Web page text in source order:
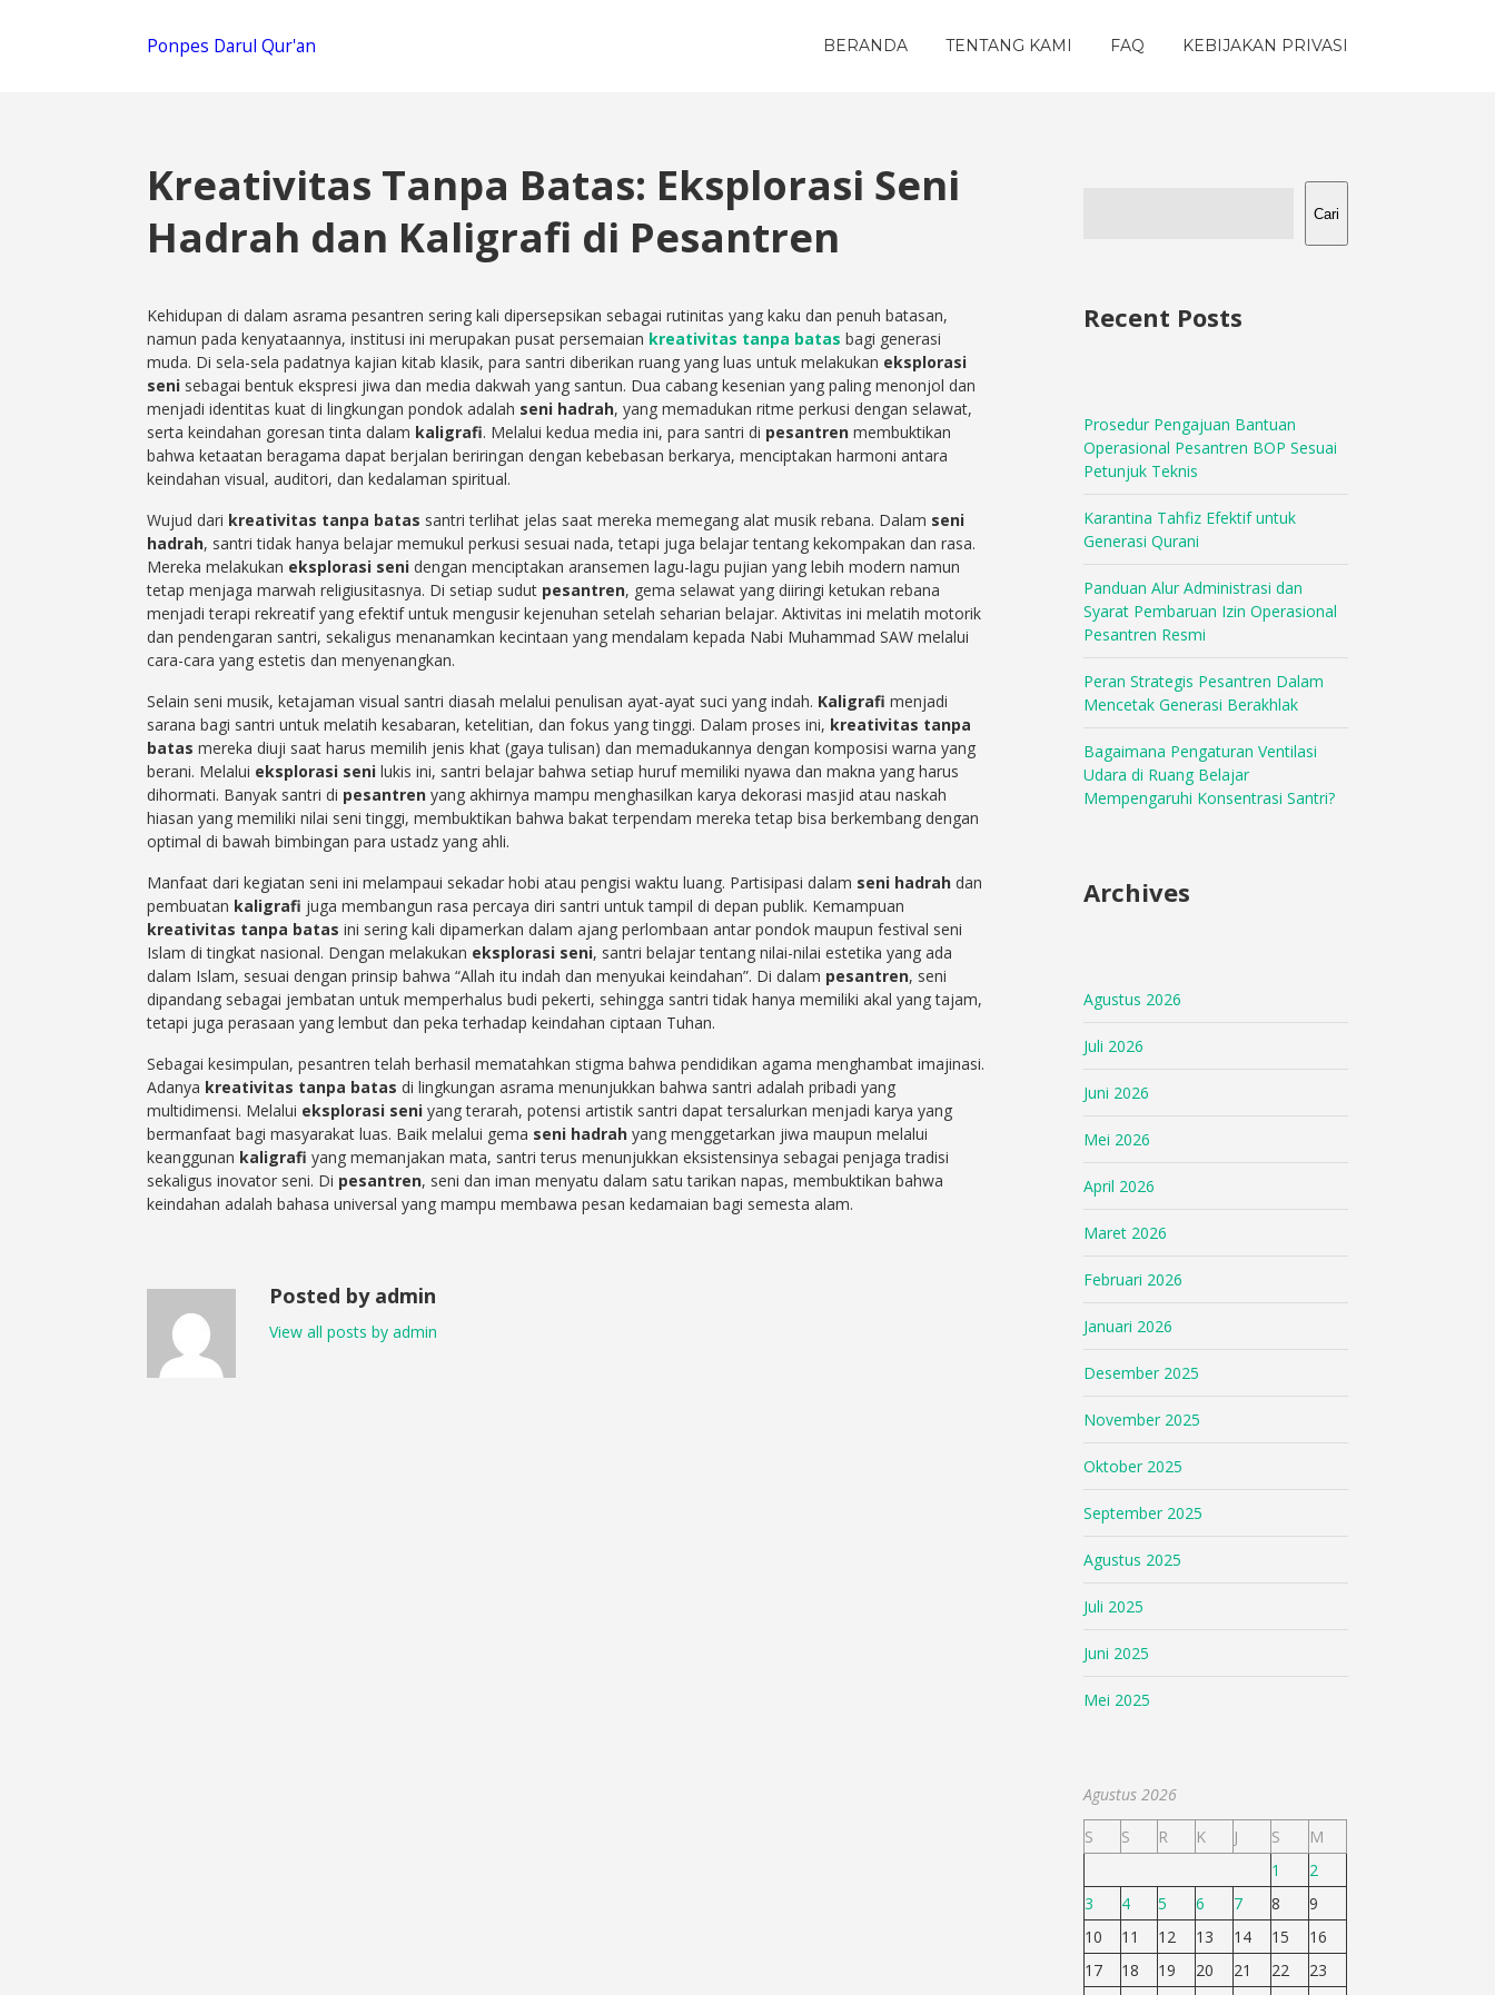
Ponpes Darul Qur'an BERANDA TENTANG KAMI FAQ KEBIJAKAN PRIVASI
Kreativitas Tanpa Batas: Eksplorasi Seni
Hadrah dan Kaligrafi di Pesantren
Kehidupan di dalam asrama pesantren sering kali dipersepsikan sebagai rutinitas yang kaku dan penuh batasan,
namun pada kenyataannya, institusi ini merupakan pusat persemaian kreativitas tanpa batas bagi generasi
muda. Di sela-sela padatnya kajian kitab klasik, para santri diberikan ruang yang luas untuk melakukan eksplorasi
seni sebagai bentuk ekspresi jiwa dan media dakwah yang santun. Dua cabang kesenian yang paling menonjol dan
menjadi identitas kuat di lingkungan pondok adalah seni hadrah, yang memadukan ritme perkusi dengan selawat,
serta keindahan goresan tinta dalam kaligrafi. Melalui kedua media ini, para santri di pesantren membuktikan
bahwa ketaatan beragama dapat berjalan beriringan dengan kebebasan berkarya, menciptakan harmoni antara
keindahan visual, auditori, dan kedalaman spiritual.
Wujud dari kreativitas tanpa batas santri terlihat jelas saat mereka memegang alat musik rebana. Dalam seni
hadrah, santri tidak hanya belajar memukul perkusi sesuai nada, tetapi juga belajar tentang kekompakan dan rasa.
Mereka melakukan eksplorasi seni dengan menciptakan aransemen lagu-lagu pujian yang lebih modern namun
tetap menjaga marwah religiusitasnya. Di setiap sudut pesantren, gema selawat yang diiringi ketukan rebana
menjadi terapi rekreatif yang efektif untuk mengusir kejenuhan setelah seharian belajar. Aktivitas ini melatih motorik
dan pendengaran santri, sekaligus menanamkan kecintaan yang mendalam kepada Nabi Muhammad SAW melalui
cara-cara yang estetis dan menyenangkan.
Selain seni musik, ketajaman visual santri diasah melalui penulisan ayat-ayat suci yang indah. Kaligrafi menjadi
sarana bagi santri untuk melatih kesabaran, ketelitian, dan fokus yang tinggi. Dalam proses ini, kreativitas tanpa
batas mereka diuji saat harus memilih jenis khat (gaya tulisan) dan memadukannya dengan komposisi warna yang
berani. Melalui eksplorasi seni lukis ini, santri belajar bahwa setiap huruf memiliki nyawa dan makna yang harus
dihormati. Banyak santri di pesantren yang akhirnya mampu menghasilkan karya dekorasi masjid atau naskah
hiasan yang memiliki nilai seni tinggi, membuktikan bahwa bakat terpendam mereka tetap bisa berkembang dengan
optimal di bawah bimbingan para ustadz yang ahli.
Manfaat dari kegiatan seni ini melampaui sekadar hobi atau pengisi waktu luang. Partisipasi dalam seni hadrah dan
pembuatan kaligrafi juga membangun rasa percaya diri santri untuk tampil di depan publik. Kemampuan
kreativitas tanpa batas ini sering kali dipamerkan dalam ajang perlombaan antar pondok maupun festival seni
Islam di tingkat nasional. Dengan melakukan eksplorasi seni, santri belajar tentang nilai-nilai estetika yang ada
dalam Islam, sesuai dengan prinsip bahwa “Allah itu indah dan menyukai keindahan”. Di dalam pesantren, seni
dipandang sebagai jembatan untuk memperhalus budi pekerti, sehingga santri tidak hanya memiliki akal yang tajam,
tetapi juga perasaan yang lembut dan peka terhadap keindahan ciptaan Tuhan.
Sebagai kesimpulan, pesantren telah berhasil mematahkan stigma bahwa pendidikan agama menghambat imajinasi.
Adanya kreativitas tanpa batas di lingkungan asrama menunjukkan bahwa santri adalah pribadi yang
multidimensi. Melalui eksplorasi seni yang terarah, potensi artistik santri dapat tersalurkan menjadi karya yang
bermanfaat bagi masyarakat luas. Baik melalui gema seni hadrah yang menggetarkan jiwa maupun melalui
keanggunan kaligrafi yang memanjakan mata, santri terus menunjukkan eksistensinya sebagai penjaga tradisi
sekaligus inovator seni. Di pesantren, seni dan iman menyatu dalam satu tarikan napas, membuktikan bahwa
keindahan adalah bahasa universal yang mampu membawa pesan kedamaian bagi semesta alam.
Posted by admin
View all posts by admin
Cari
Recent Posts
Prosedur Pengajuan Bantuan
Operasional Pesantren BOP Sesuai
Petunjuk Teknis
Karantina Tahfiz Efektif untuk
Generasi Qurani
Panduan Alur Administrasi dan
Syarat Pembaruan Izin Operasional
Pesantren Resmi
Peran Strategis Pesantren Dalam
Mencetak Generasi Berakhlak
Bagaimana Pengaturan Ventilasi
Udara di Ruang Belajar
Mempengaruhi Konsentrasi Santri?
Archives
Agustus 2026
Juli 2026
Juni 2026
Mei 2026
April 2026
Maret 2026
Februari 2026
Januari 2026
Desember 2025
November 2025
Oktober 2025
September 2025
Agustus 2025
Juli 2025
Juni 2025
Mei 2025
Agustus 2026
S
S R K J S
M
1
2
3
4 5 6 7 8
9
10
11 12 13 14 15
16
17
18 19 20 21 22
23